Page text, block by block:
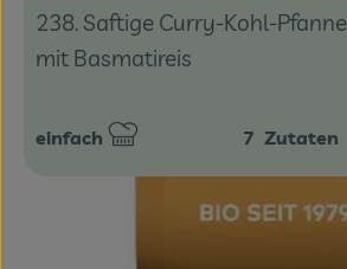
238. Saftige Curry-Kohl-Pfanne
mit Basmatireis
Schwierigkeit:
einfach 7 Zutaten